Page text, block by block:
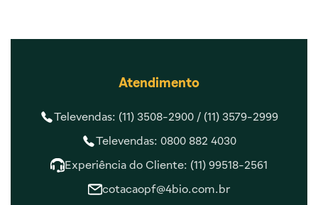
Atendimento
Televendas: (11) 3508-2900 / (11) 3579-2999
Televendas: 0800 882 4030
Experiência do Cliente: (11) 99518-2561
cotacaopf@4bio.com.br